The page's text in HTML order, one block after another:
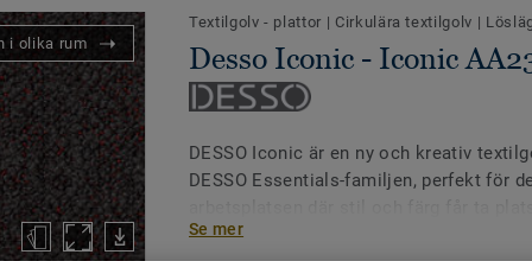
i olika rum
Textilgolv - plattor | Cirkulära textilgolv |
Desso Iconic - Iconic
DESSO Iconic är en ny och kreativ
DESSO Essentials-familjen, perfekt för
tuftningsmetoden ger textilplattan ett
Se mer